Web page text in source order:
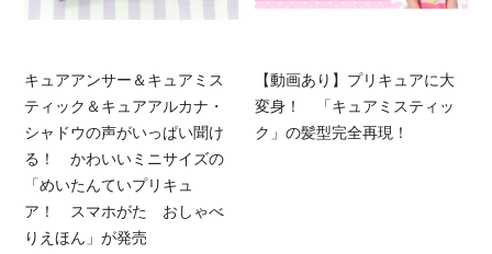
キュアアンサー＆キュアミス
ティック＆キュアアルカナ・
シャドウの声がいっぱい聞け
る！ かわいいミニサイズの
「めいたんていプリキュ
ア！ スマホがた おしゃべ
りえほん」が発売
【動画あり】プリキュアに大
変身！ 「キュアミスティッ
ク」の髪型完全再現！